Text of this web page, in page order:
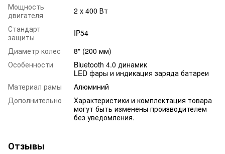
Мощность
двигателя
2 х 400 Вт
Стандарт
защиты
IP54
Диаметр колес
8" (200 мм)
Особенности
Bluetooth 4.0 динамик
LED фары и индикация заряда батареи
Материал рамы
Алюминий
Дополнительно
Характеристики и комплектация товара
могут быть изменены производителем
без уведомления.
Отзывы